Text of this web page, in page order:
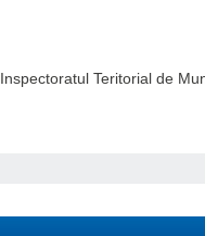
Inspectoratul Teritorial de